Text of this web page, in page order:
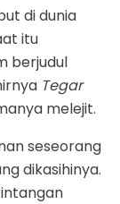
di dunia
itu
berjudul
Tegar
melejit.
seseorang
dikasihinya.